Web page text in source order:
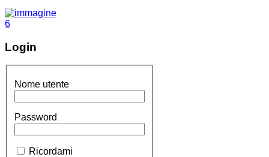
Login
Nome utente
Password
Ricordami